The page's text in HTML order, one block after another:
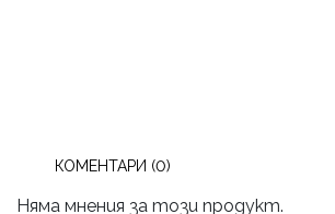
КОМЕНТАРИ (0)
Няма мнения за този продукт.